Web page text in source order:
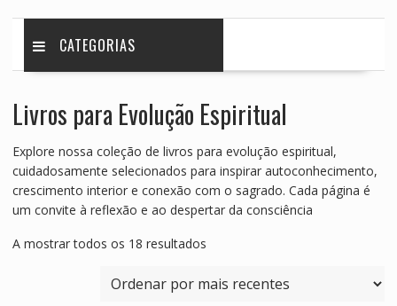
CATEGORIAS
Livros para Evolução Espiritual
Explore nossa coleção de livros para evolução espiritual,
cuidadosamente selecionados para inspirar autoconhecimento,
crescimento interior e conexão com o sagrado. Cada página é
um convite à reflexão e ao despertar da consciência
A mostrar todos os 18 resultadosOrdenado
mais